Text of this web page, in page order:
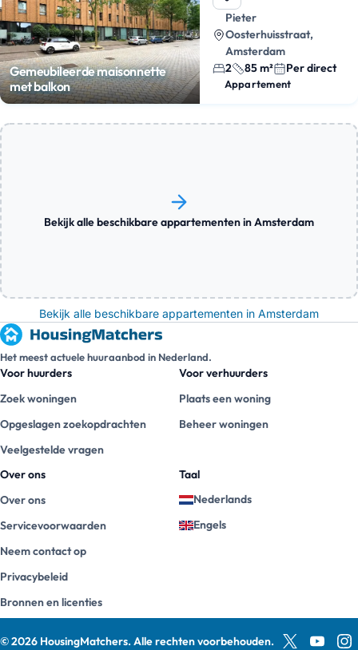
Gemeubileerde maisonnette
met balkon
Pieter
Oosterhuisstraat,
Amsterdam
2
85 m² Per direct
Appartement
Bekijk alle beschikbare appartementen in Amsterdam
Bekijk alle beschikbare appartementen in Amsterdam
Het meest actuele huuraanbod in Nederland.
Voor huurders
Zoek woningen
Opgeslagen zoekopdrachten
Veelgestelde vragen
Voor verhuurders
Plaats een woning
Beheer woningen
Over ons
Over ons
Servicevoorwaarden
Neem contact op
Privacybeleid
Bronnen en licenties
Taal
Nederlands
Engels
©2026 HousingMatchers. Alle rechten voorbehouden.